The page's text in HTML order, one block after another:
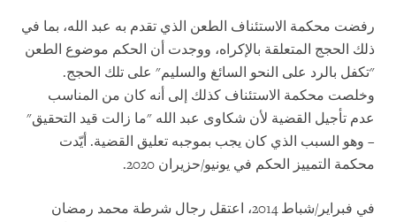
رفضت محكمة الاستئناف الطعن الذي تقدم به عبد الله، بما في
ذلك الحجج المتعلقة بالإكراه، ووجدت أن الحكم موضوع الطعن
"تكفل بالرد على النحو السائغ والسليم" على تلك الحجج.
وخلصت محكمة الاستئناف كذلك إلى أنه كان من المناسب
عدم تأجيل القضية لأن شكاوى عبد الله "ما زالت قيد التحقيق"
– وهو السبب الذي كان يجب بموجبه تعليق القضية. أيّدت
محكمة التمييز الحكم في يونيو/حزيران 2020.
في فبراير/شباط 2014، اعتقل رجال شرطة محمد رمضان